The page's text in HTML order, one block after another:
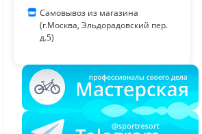
Самовывоз из магазина
(г.Москва, Эльдорадовский пер.
д.5)